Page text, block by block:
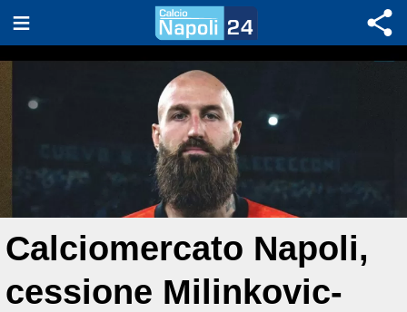
Calciomercato Napoli,
cessione Milinkovic-